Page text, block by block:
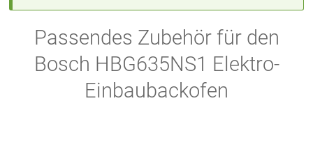
Passendes Zubehör für den
Bosch HBG635NS1 Elektro-
Einbaubackofen